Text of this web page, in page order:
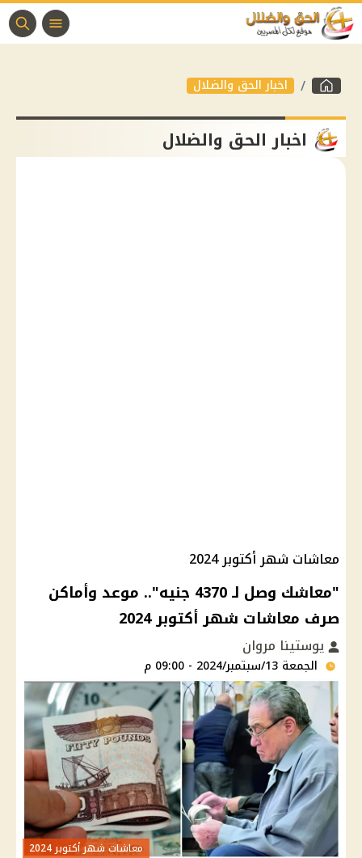
اخبار الحق والضلال
اخبار الحق والضلال
معاشات شهر أكتوبر 2024
"معاشك وصل لـ 4370 جنيه".. موعد وأماكن
صرف معاشات شهر أكتوبر 2024
يوستينا مروان
الجمعة 13/سبتمبر/2024 - 09:00 م
معاشات شهر أكتوبر 2024